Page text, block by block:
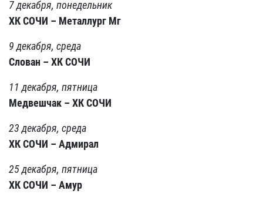
7 декабря, понедельник
ХК СОЧИ – Металлург Мг
9 декабря, среда
Слован – ХК СОЧИ
11 декабря, пятница
Медвешчак – ХК СОЧИ
23 декабря, среда
ХК СОЧИ – Адмирал
25 декабря, пятница
ХК СОЧИ – Амур